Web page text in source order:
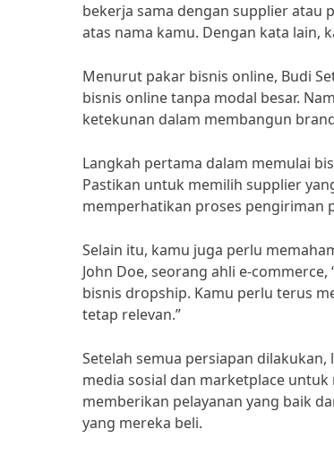
bekerja sama dengan supplier atau
atas nama kamu. Dengan kata lain,
Menurut pakar bisnis online, Budi
bisnis online tanpa modal besar.
ketekunan dalam membangun
Langkah pertama dalam memulai
Pastikan untuk memilih supplier
memperhatikan proses pengiriman
Selain itu, kamu juga perlu
John Doe, seorang ahli e-
bisnis dropship. Kamu perlu terus
tetap relevan.”
Setelah semua persiapan
media sosial dan marketplace
memberikan pelayanan yang baik
yang mereka beli.